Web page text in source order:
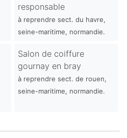
responsable
à reprendre sect. du havre,
seine-maritime, normandie.
Salon de coiffure
gournay en bray
à reprendre sect. de rouen,
seine-maritime, normandie.